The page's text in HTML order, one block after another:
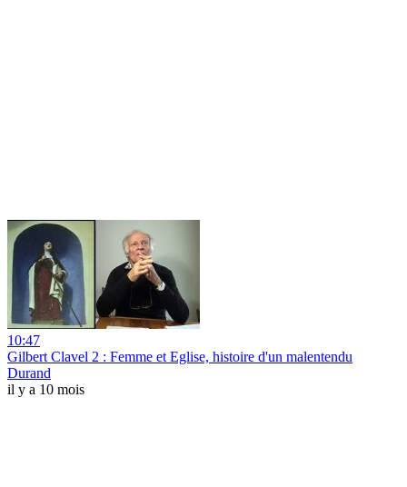
10:47
Gilbert Clavel 2 : Femme et Eglise, histoire d'un malentendu
Durand
il y a 10 mois